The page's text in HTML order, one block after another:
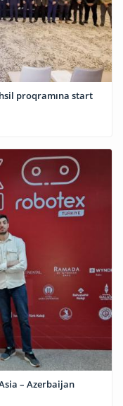
proqramına start
– Azerbaijan